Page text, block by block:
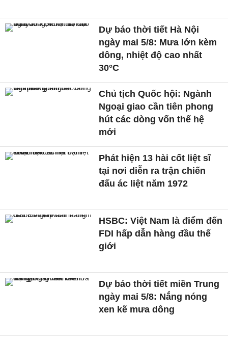
Dự báo thời tiết Hà Nội
ngày mai 5/8: Mưa lớn kèm
dông, nhiệt độ cao nhất
30°C
Chủ tịch Quốc hội: Ngành
Ngoại giao cần tiên phong
hút các dòng vốn thế hệ
mới
Phát hiện 13 hài cốt liệt sĩ
tại nơi diễn ra trận chiến
đấu ác liệt năm 1972
HSBC: Việt Nam là điểm đến
FDI hấp dẫn hàng đầu thế
giới
Dự báo thời tiết miền Trung
ngày mai 5/8: Nắng nóng
xen kẽ mưa dông